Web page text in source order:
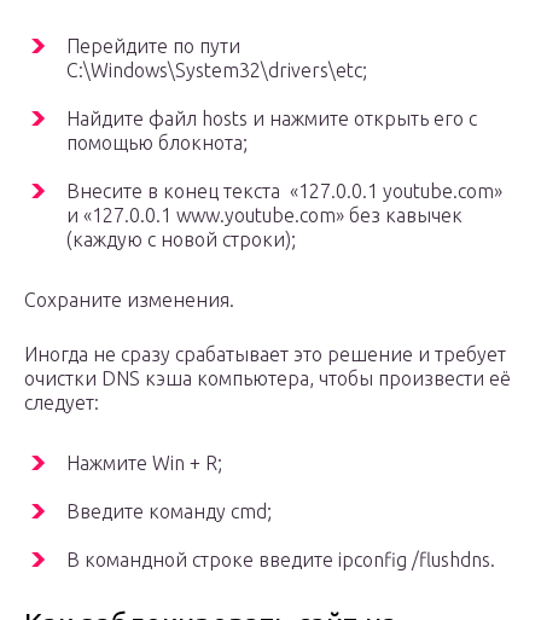
Перейдите по пути
C:\Windows\System32\drivers\etc;
Найдите файл hosts и нажмите открыть его с
помощью блокнота;
Внесите в конец текста «127.0.0.1 youtube.com»
и «127.0.0.1 www.youtube.com» без кавычек
(каждую с новой строки);
Сохраните изменения.
Иногда не сразу срабатывает это решение и требует
очистки DNS кэша компьютера, чтобы произвести её
следует:
Нажмите Win + R;
Введите команду cmd;
В командной строке введите ipconfig /flushdns.